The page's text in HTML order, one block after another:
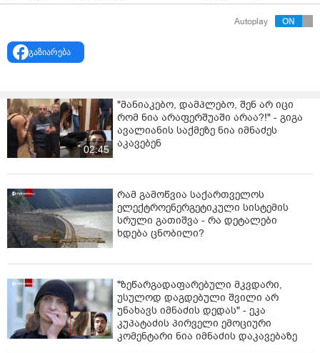
კომპიუტერულ სისტემაში უნებართვო შეღწევის
პროკურატურის თანახმად, აჭარის ავტონომიური
რესპუბლიკის პროკურატურის მიერ ჩატარებული
შეღწევის გზით გაეცნო დაზარალებულის პირად
მიმოწერას, რის შემდგომაც, პირადი ცხოვრების
ამსახველი ინფორმაციის გავრცელების მუქარით
უკანონოდ მოიპოვა დაზარალებულის ინტიმური
გავრცელებით, დაზარალებულს სქესობრივი კავშირის
დამყარებას აიძულებდა.
„დაკავებულს ბრალდება საქართველოს სისხლის
მოპოვება, შენახვა და გამოყენება) საქართველოს
სისხლის სამართლის კოდექსის 139-ე მუხლის
პირველი ნაწილით (პირის სხეულში სექსუალური
ხასიათის შეღწევის იძულება) და საქართველოს
სისხლის სამართლის კოდექსის 284-ე მუხლის
Autoplay
გაზიარება
02:45
"მანიაკებო, დამპლებო, შენ არ იცი
რომ ნია არაფერშუაში არაა?!" - გიგა
ავალიანის საქმეზე ნია იმნაძეს
აკავებენ
რამ გამოწვია საქართველოს
ელექტროენერგეტიკული სისტემის
სრული გათიშვა - რა დეტალები
ხდება ცნობილი?
"ზეწარგადაფარებული მკვდარი,
უსულოდ დაგდებული შვილი არ
უნახავს იმნაძის დედას" - ეკა
კუპატაძის პირველი ემოციური
კომენტარი ნია იმნაძის დაკავებაზე